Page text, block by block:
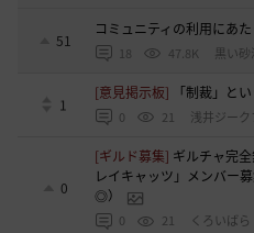
51
コミュニティの利用にあた
18 47.8K 黒い砂
1
[意見掲示板] 「制裁」と
0 21 浅井ジー
0
[ギルド募集] ギルチャ完
レイキャッツ」メンバー
◎）
0 21 くろいばら